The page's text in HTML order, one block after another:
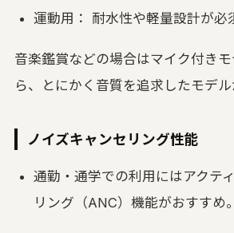
運動用： 耐水性や軽量設計が必
音楽鑑賞などの場合はマイク付き
ら、とにかく音質を追求したモデル
ノイズキャンセリング性能
通勤・通学での利用にはアクテ
リング（ANC）機能がおすすめ。